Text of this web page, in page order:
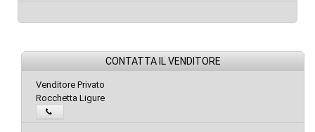
CONTATTA IL VENDITORE
Venditore Privato
Rocchetta Ligure